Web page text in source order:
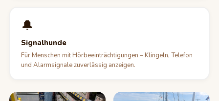
🔔
Signalhunde
Für Menschen mit Hörbeeinträchtigungen – Klingeln, Telefon
und Alarmsignale zuverlässig anzeigen.